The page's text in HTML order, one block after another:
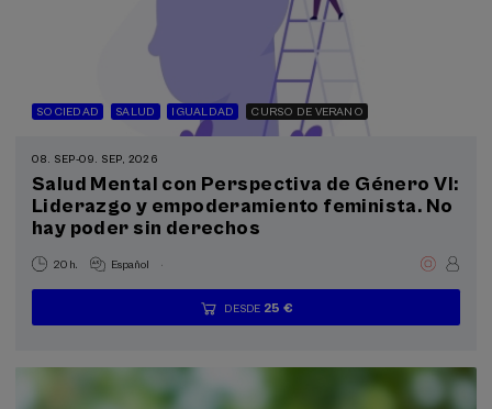
SOCIEDAD SALUD IGUALDAD CURSO DE VERANO
08. SEP-09. SEP, 2026
Salud Mental con Perspectiva de Género VI:
Liderazgo y empoderamiento feminista. No
hay poder sin derechos
20 h. Español .
...
DESDE 25 €
Últimas
plazas
Gratuito
Fecha
pasada
Lista
de
Plazo
de